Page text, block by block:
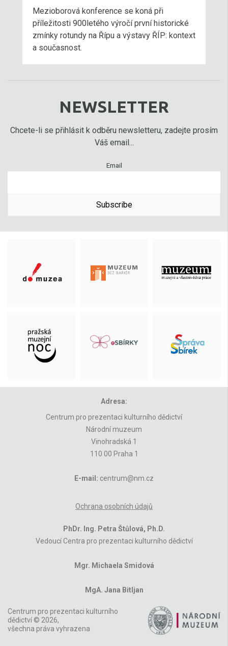
Mezioborová konference se koná při
příležitosti 900letého výročí první historické
zmínky rotundy na Řípu a výstavy ŘÍP: kontext
a současnost.
NEWSLETTER
Chcete-li se přihlásit k odběru newsletteru, zadejte prosím
Váš email...
Email
Subscribe
Adresa:
Centrum pro prezentaci kulturního dědictví
Národní muzeum
Vinohradská 1
110 00 Praha 1
E-mail: centrum@nm.cz
Ochrana osobních údajů
PhDr. Ing. Petra Štůlová, Ph.D.
Vedoucí Centra pro prezentaci kulturního dědictví
Mgr. Michaela Smidová
MgA. Jana Bitljan
Centrum pro prezentaci kulturního
dědictví © 2026,
všechna práva vyhrazena